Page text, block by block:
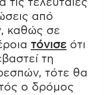
τελευταίες
από
καθώς σε
τόνισε ότι
τη
τότε θα
ο δρόμος